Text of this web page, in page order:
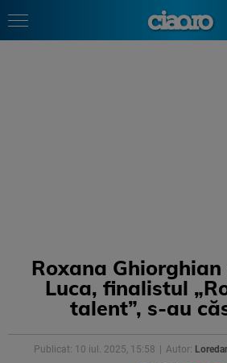
Roxana
Luca, finalistul
talent”, s-au
Publicat: 10 iul. 2025, 15:58 Autor: